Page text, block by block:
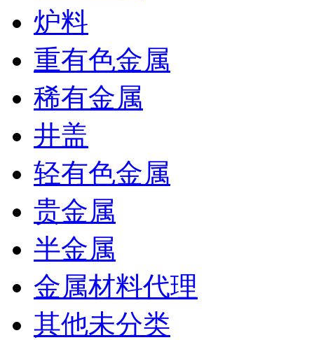
炉料
重有色金属
稀有金属
井盖
轻有色金属
贵金属
半金属
金属材料代理
其他未分类